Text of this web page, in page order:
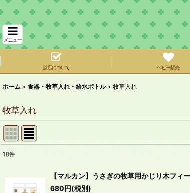
メニュー
当店について ベビー販売
ホーム > 食器・牧草入れ・給水ボトル > 牧草入れ
牧草入れ
在庫あり
18件
【マルカン】うさぎの牧草用かじり木フ
680円(税別)